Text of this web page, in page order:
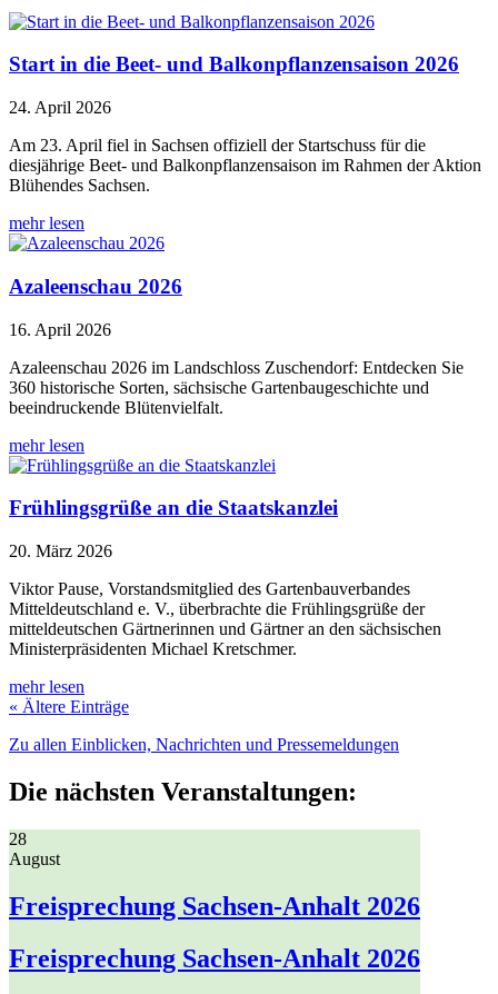
Start in die Beet- und Balkonpflanzensaison 2026
24. April 2026
Am 23. April fiel in Sachsen offiziell der Startschuss für die
diesjährige Beet- und Balkonpflanzensaison im Rahmen der Aktion
Blühendes Sachsen.
mehr lesen
Azaleenschau 2026
16. April 2026
Azaleenschau 2026 im Landschloss Zuschendorf: Entdecken Sie
360 historische Sorten, sächsische Gartenbaugeschichte und
beeindruckende Blütenvielfalt.
mehr lesen
Frühlingsgrüße an die Staatskanzlei
20. März 2026
Viktor Pause, Vorstandsmitglied des Gartenbauverbandes
Mitteldeutschland e. V., überbrachte die Frühlingsgrüße der
mitteldeutschen Gärtnerinnen und Gärtner an den sächsischen
Ministerpräsidenten Michael Kretschmer.
mehr lesen
« Ältere Einträge
Zu allen Einblicken, Nachrichten und Pressemeldungen
Die nächsten Veranstaltungen:
28
August
Freisprechung Sachsen-Anhalt 2026
Freisprechung Sachsen-Anhalt 2026